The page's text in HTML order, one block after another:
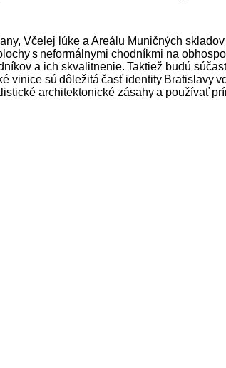
Včelej lúke a Areálu Muničných
s neformálnymi chodníkmi na
a ich skvalitnenie. Taktiež budú
vinice sú dôležitá časť identity Bratislavy
architektonické zásahy a používať